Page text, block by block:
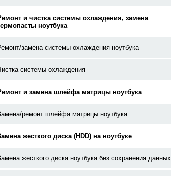
и чистка системы охлаждения, замена
ноутбука
замена системы охлаждения ноутбука
системы охлаждения
и замена шлейфа матрицы ноутбука
ремонт шлейфа матрицы ноутбука
жесткого диска (HDD) на ноутбуке
жесткого диска ноутбука без сохранения данных